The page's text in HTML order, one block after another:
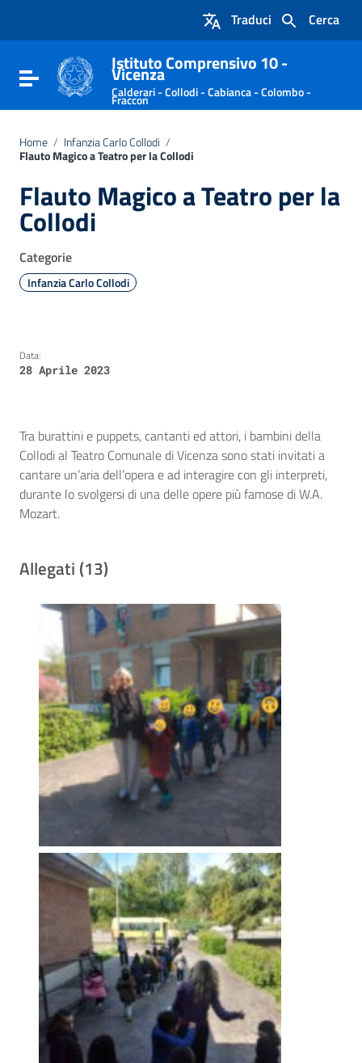
Vai al footer
Cerca
Traduci
Attiva / disattiva la navigazione
Istituto Comprensivo 10 -
Vicenza
Calderari - Collodi - Cabianca - Colombo -
Fraccon
Home / Infanzia Carlo Collodi /
Flauto Magico a Teatro per la Collodi
Flauto Magico a Teatro per la
Collodi
Categorie
Infanzia Carlo Collodi
Data:
28 Aprile 2023
Tra burattini e puppets, cantanti ed attori, i bambini della
Collodi al Teatro Comunale di Vicenza sono stati invitati a
cantare un’aria dell’opera e ad interagire con gli interpreti,
durante lo svolgersi di una delle opere più famose di W.A.
Mozart.
Allegati (13)